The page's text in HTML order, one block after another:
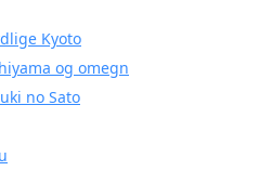
Kyoto
og omegn
no Sato